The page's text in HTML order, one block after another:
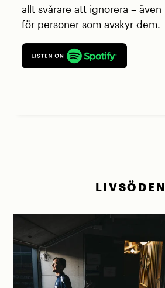
allt svårare att ignorera – även
för personer som avskyr dem.
LIVSÖDEN